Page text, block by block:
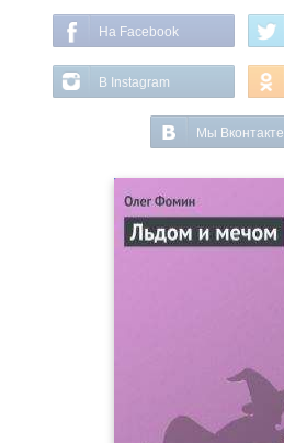
На Facebook
В Instagram
Мы Вконтакте